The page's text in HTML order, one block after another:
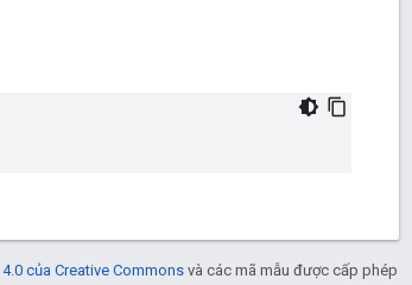
của Creative Commonsvà các mã mẫu được cấp phép